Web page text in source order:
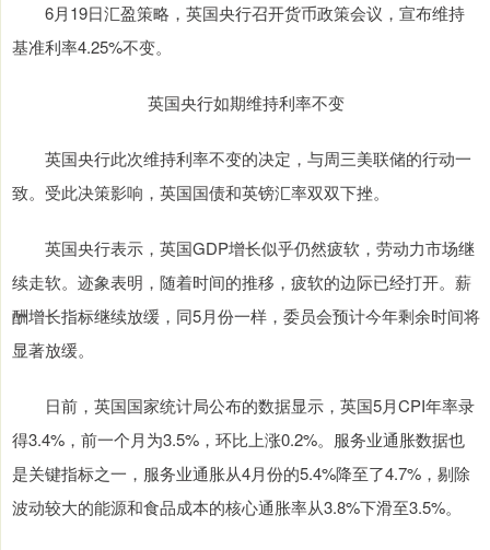
6月19日汇盈策略，英国央行召开货币政策会议，宣布维持
基准利率4.25%不变。
英国央行如期维持利率不变
英国央行此次维持利率不变的决定，与周三美联储的行动一
致。受此决策影响，英国国债和英镑汇率双双下挫。
英国央行表示，英国GDP增长似乎仍然疲软，劳动力市场继
续走软。迹象表明，随着时间的推移，疲软的边际已经打开。薪
酬增长指标继续放缓，同5月份一样，委员会预计今年剩余时间将
显著放缓。
日前，英国国家统计局公布的数据显示，英国5月CPI年率录
得3.4%，前一个月为3.5%，环比上涨0.2%。服务业通胀数据也
是关键指标之一，服务业通胀从4月份的5.4%降至了4.7%，剔除
波动较大的能源和食品成本的核心通胀率从3.8%下滑至3.5%。